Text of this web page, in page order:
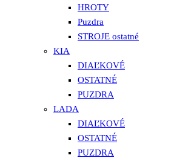
HROTY
Puzdra
STROJE ostatné
KIA
DIAĽKOVÉ
OSTATNÉ
PUZDRA
LADA
DIAĽKOVÉ
OSTATNÉ
PUZDRA